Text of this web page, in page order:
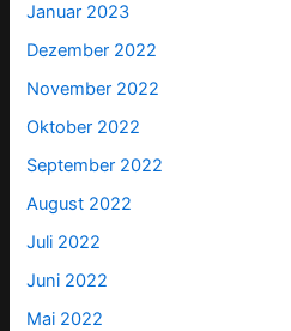
Januar 2023
Dezember 2022
November 2022
Oktober 2022
September 2022
August 2022
Juli 2022
Juni 2022
Mai 2022